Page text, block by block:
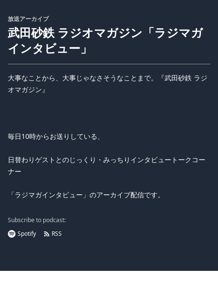
放送アーカイブ
武田砂鉄 ラジオマガジン「ラジマガ
インタビュー」
大事なことから、大事じゃなさそうなことまで。『武田砂鉄 ラジ
オマガジン』
毎日10時からお送りしている、
日替わりゲストとのじっくり・みっちりインタビュートークコー
ナー
「ラジマガインタビュー」のアーカイブ配信です。
Subscribe to podcast:
Spotify
RSS